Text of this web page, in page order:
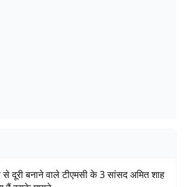
दूरी बनाने वाले टीएमसी के 3 सांसद अमित शाह